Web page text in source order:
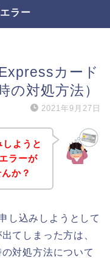
ラー
カード
の対処方法）
2021年9月27日
ようと
ラーが
か？
し込みしようとして
てしまった方は、
対処方法について